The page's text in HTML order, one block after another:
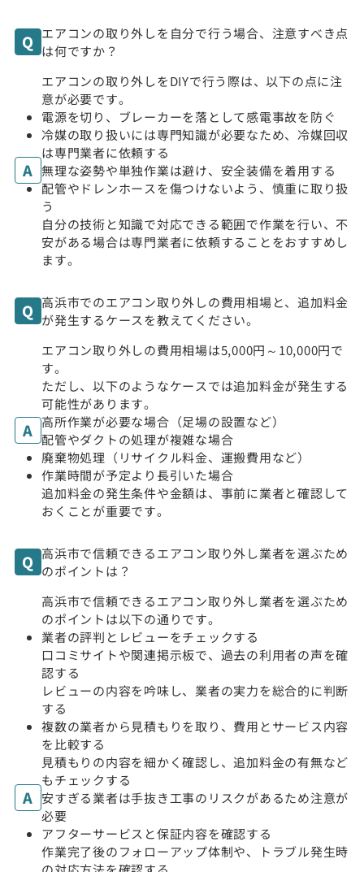
エアコンの取り外しを自分で行う場合、注意すべき点
は何ですか？
エアコンの取り外しをDIYで行う際は、以下の点に注
意が必要です。
電源を切り、ブレーカーを落として感電事故を防ぐ
冷媒の取り扱いには専門知識が必要なため、冷媒回収
は専門業者に依頼する
無理な姿勢や単独作業は避け、安全装備を着用する
配管やドレンホースを傷つけないよう、慎重に取り扱
う
自分の技術と知識で対応できる範囲で作業を行い、不
安がある場合は専門業者に依頼することをおすすめし
ます。
高浜市でのエアコン取り外しの費用相場と、追加料金
が発生するケースを教えてください。
エアコン取り外しの費用相場は5,000円～10,000円で
す。
ただし、以下のようなケースでは追加料金が発生する
可能性があります。
高所作業が必要な場合（足場の設置など）
配管やダクトの処理が複雑な場合
廃棄物処理（リサイクル料金、運搬費用など）
作業時間が予定より長引いた場合
追加料金の発生条件や金額は、事前に業者と確認して
おくことが重要です。
高浜市で信頼できるエアコン取り外し業者を選ぶため
のポイントは？
高浜市で信頼できるエアコン取り外し業者を選ぶため
のポイントは以下の通りです。
業者の評判とレビューをチェックする
口コミサイトや関連掲示板で、過去の利用者の声を確
認する
レビューの内容を吟味し、業者の実力を総合的に判断
する
複数の業者から見積もりを取り、費用とサービス内容
を比較する
見積もりの内容を細かく確認し、追加料金の有無など
もチェックする
安すぎる業者は手抜き工事のリスクがあるため注意が
必要
アフターサービスと保証内容を確認する
作業完了後のフォローアップ体制や、トラブル発生時